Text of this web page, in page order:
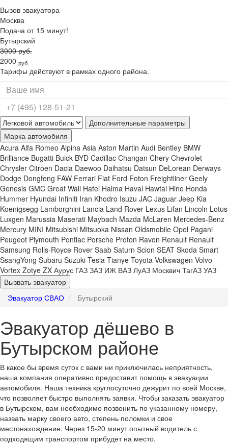
Вызов эвакуатора
Москва
Подача от 15 минут!
Бутырский
3000руб.
2000 руб.
Тарифы действуют в рамках одного района.
Дополнительные параметры
Марка автомобиля
Acura Alfa Romeo Alpina Asia Aston Martin Audi Bentley BMW
Brilliance Bugatti Buick BYD Cadillac Changan Chery Chevrolet
Chrysler Citroen Dacia Daewoo Daihatsu Datsun DeLorean Derways
Dodge Dongfeng FAW Ferrari Fiat Ford Foton Freightliner Geely
Genesis GMC Great Wall Hafei Haima Haval Hawtai Hino Honda
Hummer Hyundai Infiniti Iran Khodro Isuzu JAC Jaguar Jeep Kia
Koenigsegg Lamborghini Lancia Land Rover Lexus Lifan Lincoln Lotus
Luxgen Marussia Maserati Maybach Mazda McLaren Mercedes-Benz
Mercury MINI Mitsubishi Mitsuoka Nissan Oldsmobile Opel Pagani
Peugeot Plymouth Pontiac Porsche Proton Ravon Renault Renault
Samsung Rolls-Royce Rover Saab Saturn Scion SEAT Skoda Smart
SsangYong Subaru Suzuki Tesla Tianye Toyota Volkswagen Volvo
Vortex Zotye ZX Аурус ГАЗ ЗАЗ ИЖ ВАЗ ЛуАЗ Москвич ТагАЗ УАЗ
Вызвать эвакуатор
Эвакуатор СВАО
Бутырский
Эвакуатор дёшево в
Бутырском районе
В какое бы время суток с вами ни приключилась неприятность,
наша компания оперативно предоставит помощь в эвакуации
автомобиля. Наша техника круглосуточно дежурит по всей Москве,
что позволяет быстро выполнять заявки. Чтобы заказать эвакуатор
в Бутырском, вам необходимо позвонить по указанному номеру,
назвать марку своего авто, степень поломки и свое
местонахождение. Через 15-20 минут опытный водитель с
подходящим транспортом прибудет на место.